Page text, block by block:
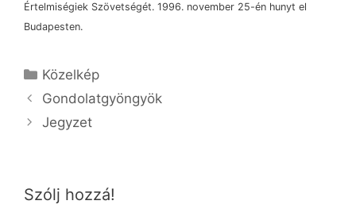
Értelmiségiek Szövetségét. 1996. november 25-én hunyt el
Budapesten.
Kategória
Közelkép
Gondolatgyöngyök
Jegyzet
Szólj hozzá!